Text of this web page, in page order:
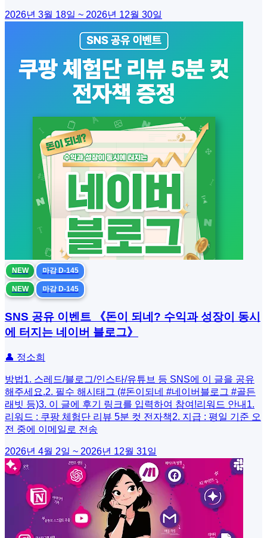
2026년 3월 18일 ~ 2026년 12월 30일
NEW 마감 D-145
NEW 마감 D-145
SNS 공유 이벤트 《돈이 되네? 수익과 성장이 동시
에 터지는 네이버 블로그》
👤 정소희
방법1. 스레드/블로그/인스타/유튜브 등 SNS에 이 글을 공유
해주세요.2. 필수 해시태그 (#돈이되네 #네이버블로그 #골든
래빗 등)3. 이 글에 후기 링크를 입력하여 참여!리워드 안내1.
리워드 : 쿠팡 체험단 리뷰 5분 컷 전자책2. 지급 : 평일 기준 오
전 중에 이메일로 전송
2026년 4월 2일 ~ 2026년 12월 31일